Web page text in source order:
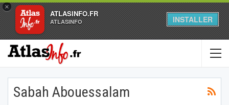
×
ATLASINFO.FR
ATLASINFO INSTALLER
Sabah Abouessalam